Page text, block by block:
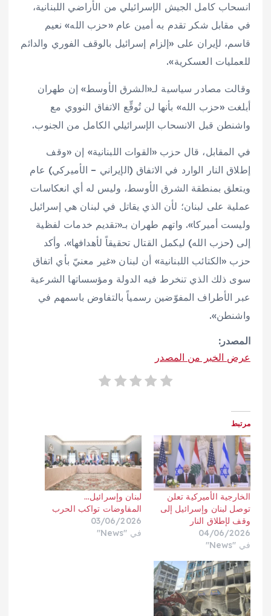
انسحاب كامل الجيش الإسرائيلي من الأراضي اللبنانية،
في مقابل شكر تقدم به أمين عام «حزب الله» نعيم
قاسم، لإيران على «إلزام إسرائيل بالوقف الفوري والدائم
للعمليات العسكرية».
وقالت مصادر سياسية لـ«الشرق الأوسط» إن طهران
أبلغت «حزب الله» بأنها لن تُوقِّع الاتفاق النووي مع
واشنطن قبل الانسحاب الإسرائيلي الكامل من الجنوب.
في المقابل، قال حزب «القوات اللبنانية» إن «وقف
إطلاق النار الوارد في الاتفاق (الإيراني – الأميركي) عام
ويتعلق بمنطقة الشرق الأوسط، وليس له أي انعكاسات
عملية على لبنان؛ لأن الذي يقاتل في لبنان هي إسرائيل
وليست أميركا». واتهم طهران بـ«تقديم خدمات لفظية
إلى (حزب الله) ليكمل القتال تحقيقاً لأهدافها». وأكد
حزب «الكتائب اللبنانية» أن لبنان «غير معنيّ بأي اتفاق
سوى ذلك الذي تنخرط فيه الدولة ومؤسساتها الشرعية
عبر الأطراف المفوّضين رسمياً بالتفاوض باسمهم في
واشنطن».
المصدر:
عرض الخبر من المصدر
مرتبط
الخارجية الأميركية تعلن
توصل لبنان وإسرائيل إلى
وقف لإطلاق النار
04/06/2026
في "News"
لبنان وإسرائيل…
المفاوضات تواكب الحرب
03/06/2026
في "News"